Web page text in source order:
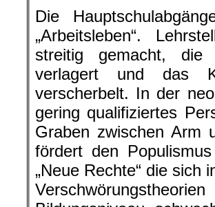
Die
„Arbeitsleben“.
streitig gemacht, die
verlagert und das
verscherbelt. In der
gering qualifiziertes
Graben zwischen Arm
fördert den
„Neue Rechte“ die sich